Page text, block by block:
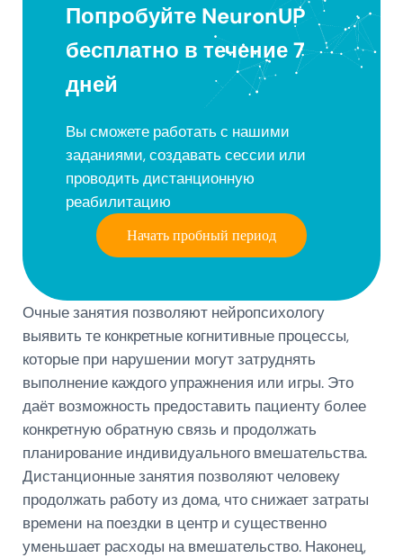
Попробуйте NeuronUP
бесплатно в течение 7
дней
Вы сможете работать с нашими
заданиями, создавать сессии или
проводить дистанционную
реабилитацию
Начать пробный период
Очные занятия позволяют нейропсихологу
выявить те конкретные когнитивные процессы,
которые при нарушении могут затруднять
выполнение каждого упражнения или игры. Это
даёт возможность предоставить пациенту более
конкретную обратную связь и продолжать
планирование индивидуального вмешательства.
Дистанционные занятия позволяют человеку
продолжать работу из дома, что снижает затраты
времени на поездки в центр и существенно
уменьшает расходы на вмешательство. Наконец,